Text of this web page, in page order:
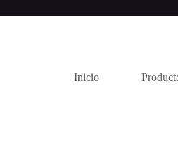
Inicio